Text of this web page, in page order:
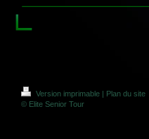
Version imprimable | Plan du site
© Elite Senior Tour